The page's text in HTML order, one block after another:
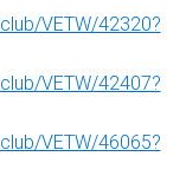
VETW/42320?
VETW/42407?
VETW/46065?